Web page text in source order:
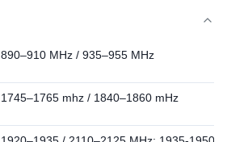
890–910 MHz / 935–955 MHz
1745–1765 mhz / 1840–1860 mHz